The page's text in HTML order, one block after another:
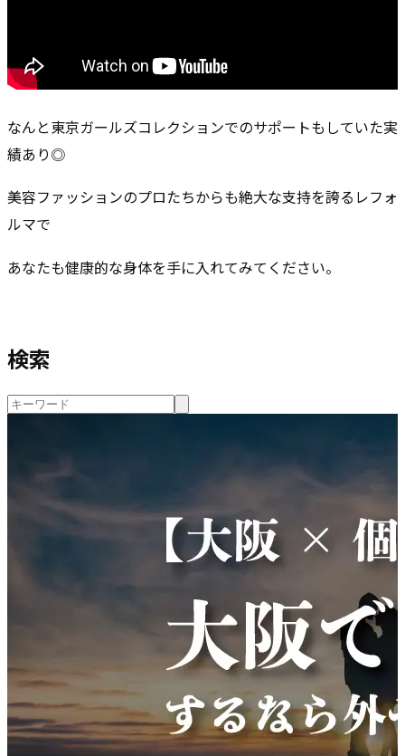
なんと東京ガールズコレクションでのサポートもしていた実
績あり◎
美容ファッションのプロたちからも絶大な支持を誇るレフォ
ルマで
あなたも健康的な身体を手に入れてみてください。
検索